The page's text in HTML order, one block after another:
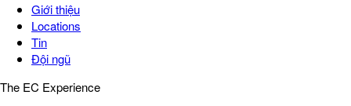
Giới thiệu
Locations
Tin
Đội ngũ
The EC Experience